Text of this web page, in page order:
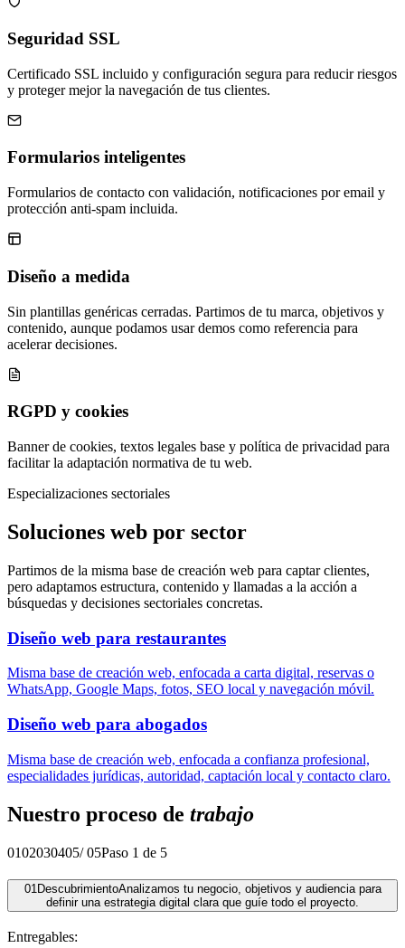
Seguridad SSL
Certificado SSL incluido y configuración segura para reducir riesgos
y proteger mejor la navegación de tus clientes.
Formularios inteligentes
Formularios de contacto con validación, notificaciones por email y
protección anti-spam incluida.
Diseño a medida
Sin plantillas genéricas cerradas. Partimos de tu marca, objetivos y
contenido, aunque podamos usar demos como referencia para
acelerar decisiones.
RGPD y cookies
Banner de cookies, textos legales base y política de privacidad para
facilitar la adaptación normativa de tu web.
Especializaciones sectoriales
Soluciones web por sector
Partimos de la misma base de creación web para captar clientes,
pero adaptamos estructura, contenido y llamadas a la acción a
búsquedas y decisiones sectoriales concretas.
Diseño web para restaurantes
Misma base de creación web, enfocada a carta digital, reservas o
WhatsApp, Google Maps, fotos, SEO local y navegación móvil.
Diseño web para abogados
Misma base de creación web, enfocada a confianza profesional,
especialidades jurídicas, autoridad, captación local y contacto claro.
Nuestro proceso de trabajo
0102030405/05Paso 1 de 5
01DescubrimientoAnalizamos tu negocio, objetivos y audiencia para
definir una estrategia digital clara que guíe todo el proyecto.
Entregables: